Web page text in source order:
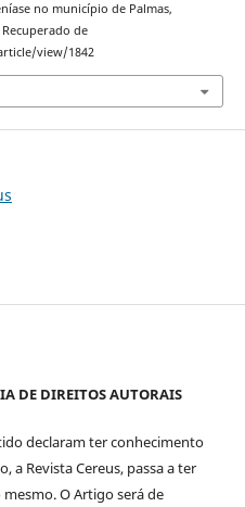
no município de Palmas,
Recuperado de
view/1842
DE DIREITOS AUTORAIS
declaram ter conhecimento
a Revista Cereus, passa a ter
O Artigo será de